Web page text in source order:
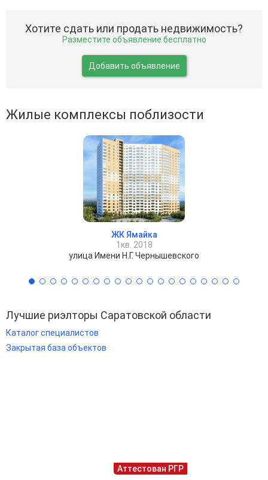
Хотите сдать или продать недвижимость?
Разместите объявление бесплатно
Добавить объявление
Жилые комплексы поблизости
ЖК Ямайка
1кв. 2018
улица Имени Н.Г. Чернышевского
Лучшие риэлторы Саратовской области
Каталог специалистов
Закрытая база объектов
Аттестован РГР